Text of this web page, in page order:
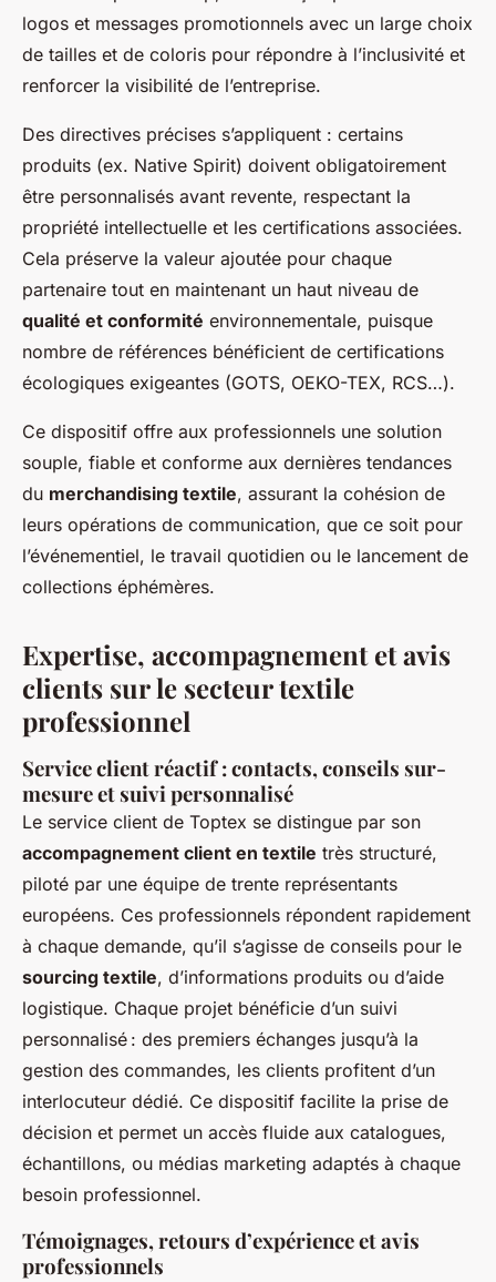
logos et messages promotionnels avec un large choix
de tailles et de coloris pour répondre à l’inclusivité et
renforcer la visibilité de l’entreprise.
Des directives précises s’appliquent : certains
produits (ex. Native Spirit) doivent obligatoirement
être personnalisés avant revente, respectant la
propriété intellectuelle et les certifications associées.
Cela préserve la valeur ajoutée pour chaque
partenaire tout en maintenant un haut niveau de
qualité et conformité environnementale, puisque
nombre de références bénéficient de certifications
écologiques exigeantes (GOTS, OEKO-TEX, RCS…).
Ce dispositif offre aux professionnels une solution
souple, fiable et conforme aux dernières tendances
du merchandising textile, assurant la cohésion de
leurs opérations de communication, que ce soit pour
l’événementiel, le travail quotidien ou le lancement de
collections éphémères.
Expertise, accompagnement et avis
clients sur le secteur textile
professionnel
Service client réactif : contacts, conseils sur-
mesure et suivi personnalisé
Le service client de Toptex se distingue par son
accompagnement client en textile très structuré,
piloté par une équipe de trente représentants
européens. Ces professionnels répondent rapidement
à chaque demande, qu’il s’agisse de conseils pour le
sourcing textile, d’informations produits ou d’aide
logistique. Chaque projet bénéficie d’un suivi
personnalisé : des premiers échanges jusqu’à la
gestion des commandes, les clients profitent d’un
interlocuteur dédié. Ce dispositif facilite la prise de
décision et permet un accès fluide aux catalogues,
échantillons, ou médias marketing adaptés à chaque
besoin professionnel.
Témoignages, retours d’expérience et avis
professionnels